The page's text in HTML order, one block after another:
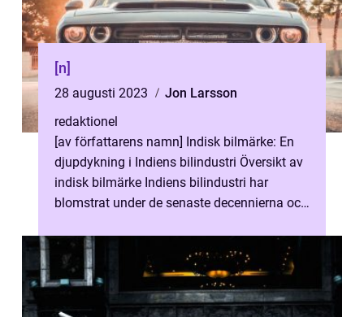
[n]
28 augusti 2023
Jon Larsson
redaktionel
[av författarens namn] Indisk bilmärke: En
djupdykning i Indiens bilindustri Översikt av
indisk bilmärke Indiens bilindustri har
blomstrat under de senaste decennierna och